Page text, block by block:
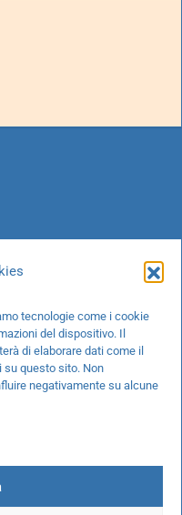
tecnologie come i cookie
del dispositivo. Il
di elaborare dati come il
su questo sito. Non
negativamente su alcune